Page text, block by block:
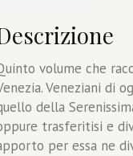
volume che
Veneziani di
della
trasferitisi e
per essa ne